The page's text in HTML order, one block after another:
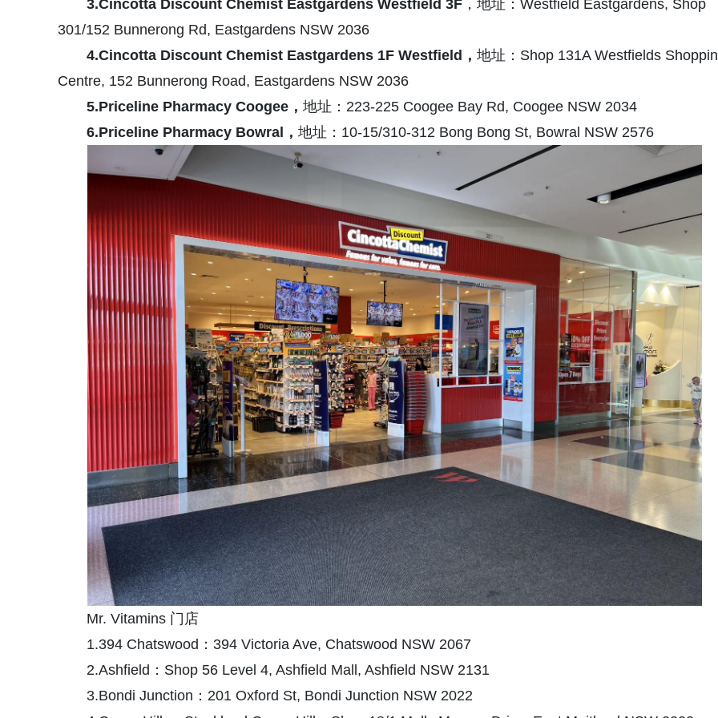
3.Cincotta Discount Chemist Eastgardens Westfield 3F ，地址：Westfield Eastgardens, Shop
301/152 Bunnerong Rd, Eastgardens NSW 2036
4.Cincotta Discount Chemist Eastgardens 1F Westfield ， 地址：Shop 131A Westfields
Centre, 152 Bunnerong Road, Eastgardens NSW 2036
5.Priceline Pharmacy Coogee ， 地址：223-225 Coogee Bay Rd, Coogee NSW 2034
6.Priceline Pharmacy Bowral
， 地址：10-15/310-312 Bong Bong St, Bowral NSW 2576
Mr. Vitamins 门店
1.394 Chatswood：394 Victoria Ave, Chatswood NSW 2067
2.Ashfield：Shop 56 Level 4, Ashfield Mall, Ashfield NSW 2131
3.Bondi Junction：201 Oxford St, Bondi Junction NSW 2022